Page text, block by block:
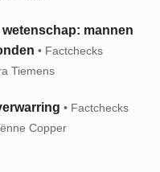
mannen
Factchecks
Tiemens
Factchecks
Copper